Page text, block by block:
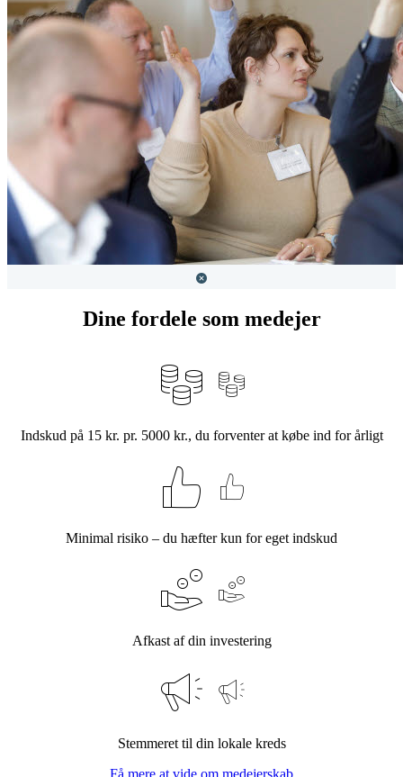
Dine fordele som medejer
Indskud på 15 kr. pr. 5000 kr., du forventer at købe ind for årligt
Minimal risiko – du hæfter kun for eget indskud
Afkast af din investering
Stemmeret til din lokale kreds
Få mere at vide om medejerskab